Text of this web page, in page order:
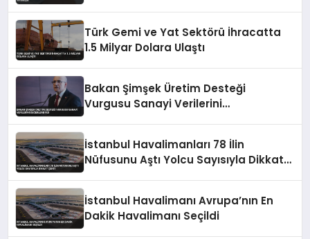
Türk Gemi ve Yat Sektörü İhracatta
1.5 Milyar Dolara Ulaştı
Bakan Şimşek Üretim Desteği
Vurgusu Sanayi Verilerini
İstanbul Havalimanları 78 İlin
Nüfusunu Aştı Yolcu Sayısıyla Dikkat
İstanbul Havalimanı Avrupa’nın En
Dakik Havalimanı Seçildi